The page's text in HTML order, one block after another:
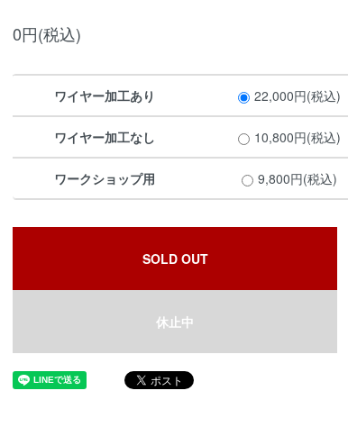
0円(税込)
ワイヤー加工あり 22,000円(税込)
ワイヤー加工なし 10,800円(税込)
ワークショップ用 9,800円(税込)
SOLD OUT
休止中